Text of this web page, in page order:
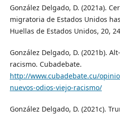
González Delgado, D. (2021a).
migratoria de Estados Unidos
Huellas de Estados Unidos, 20,
González Delgado, D. (2021b).
racismo. Cubadebate.
http://www.cubadebate.cu/
nuevos-odios-viejo-racismo/
González Delgado, D. (2021c).